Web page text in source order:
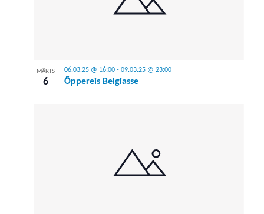
MÄRTS
6 Õppereis Belgiasse
06.03.25 @ 16:00 -09.03.25 @ 23:00